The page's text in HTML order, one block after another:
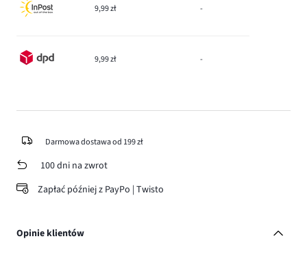
9,99 zł -
9,99 zł -
Darmowa dostawa od 199 zł
100 dni na zwrot
Zapłać później z PayPo | Twisto
Opinie klientów